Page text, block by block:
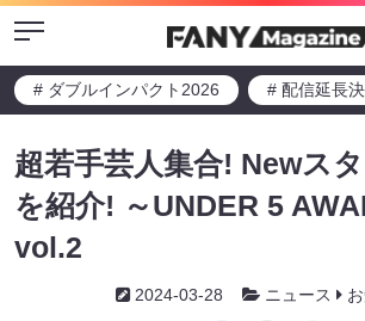
Menu
# ダブルインパクト2026 # 配信延長
超若手芸人集合! Newス
を紹介! ～UNDER 5
vol.2
2024-03-28 ニュース